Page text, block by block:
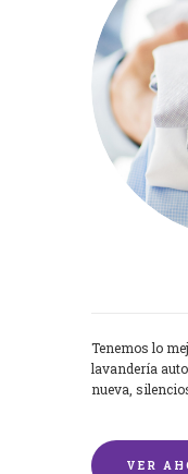
Tenemos lo
lavandería
nueva,
VER